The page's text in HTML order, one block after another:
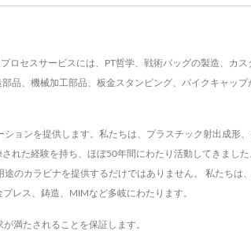
ロセスサービスには、PT哲学、戦術バッグの製造、カ
品、機械加工部品、板金スタンピング、バイクキャッ
ョンを提供します。私たちは、プラスチック射出成形、
れた経験を持ち、ほぼ50年間にわたり活動してきまし
のカラビナを提供するだけではありません。 私たちは
レス、鋳造、MIMなど多岐にわたります。
満たされることを保証します。